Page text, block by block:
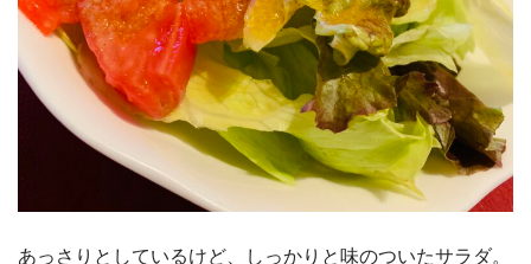
あっさりとしているけど、しっかりと味のついたサラダ。